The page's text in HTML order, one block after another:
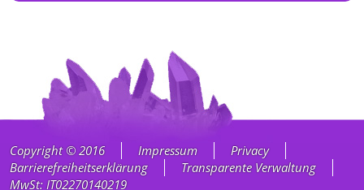
Copyright © 2016 Impressum
Privacy
Barrierefreiheitserklärung
Transparente Verwaltung
MwSt: IT02270140219